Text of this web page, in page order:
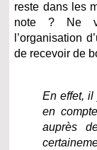
reste dans les
note ? Ne
l’organisation
de recevoir de
En effet, il
en
auprès